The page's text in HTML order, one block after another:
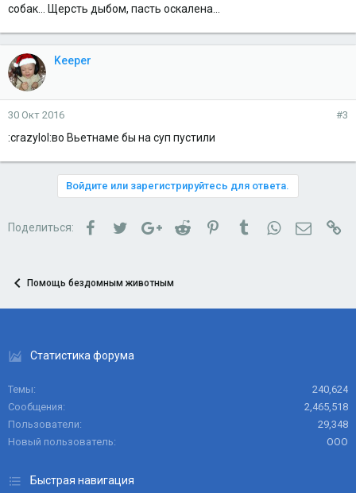
собак... Щерсть дыбом, пасть оскалена...
Keeper
30 Окт 2016 #3
:crazylol:во Вьетнаме бы на суп пустили
Войдите или зарегистрируйтесь для ответа.
Поделиться: FacebookTwitterGoogle+Reddit PinterestTumblrWhatsApp
Помощь бездомным животным
Статистика форума
Темы
240,624
Сообщения
2,465,518
Пользователи
29,348
Новый пользователь
ООО
Быстрая навигация